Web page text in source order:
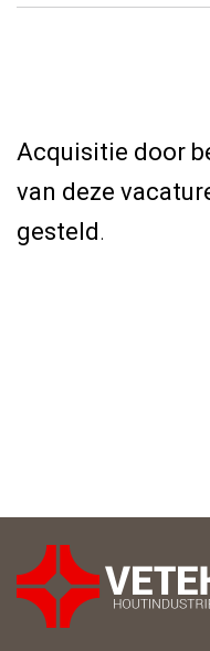
Acquisitie door
van deze
gesteld.